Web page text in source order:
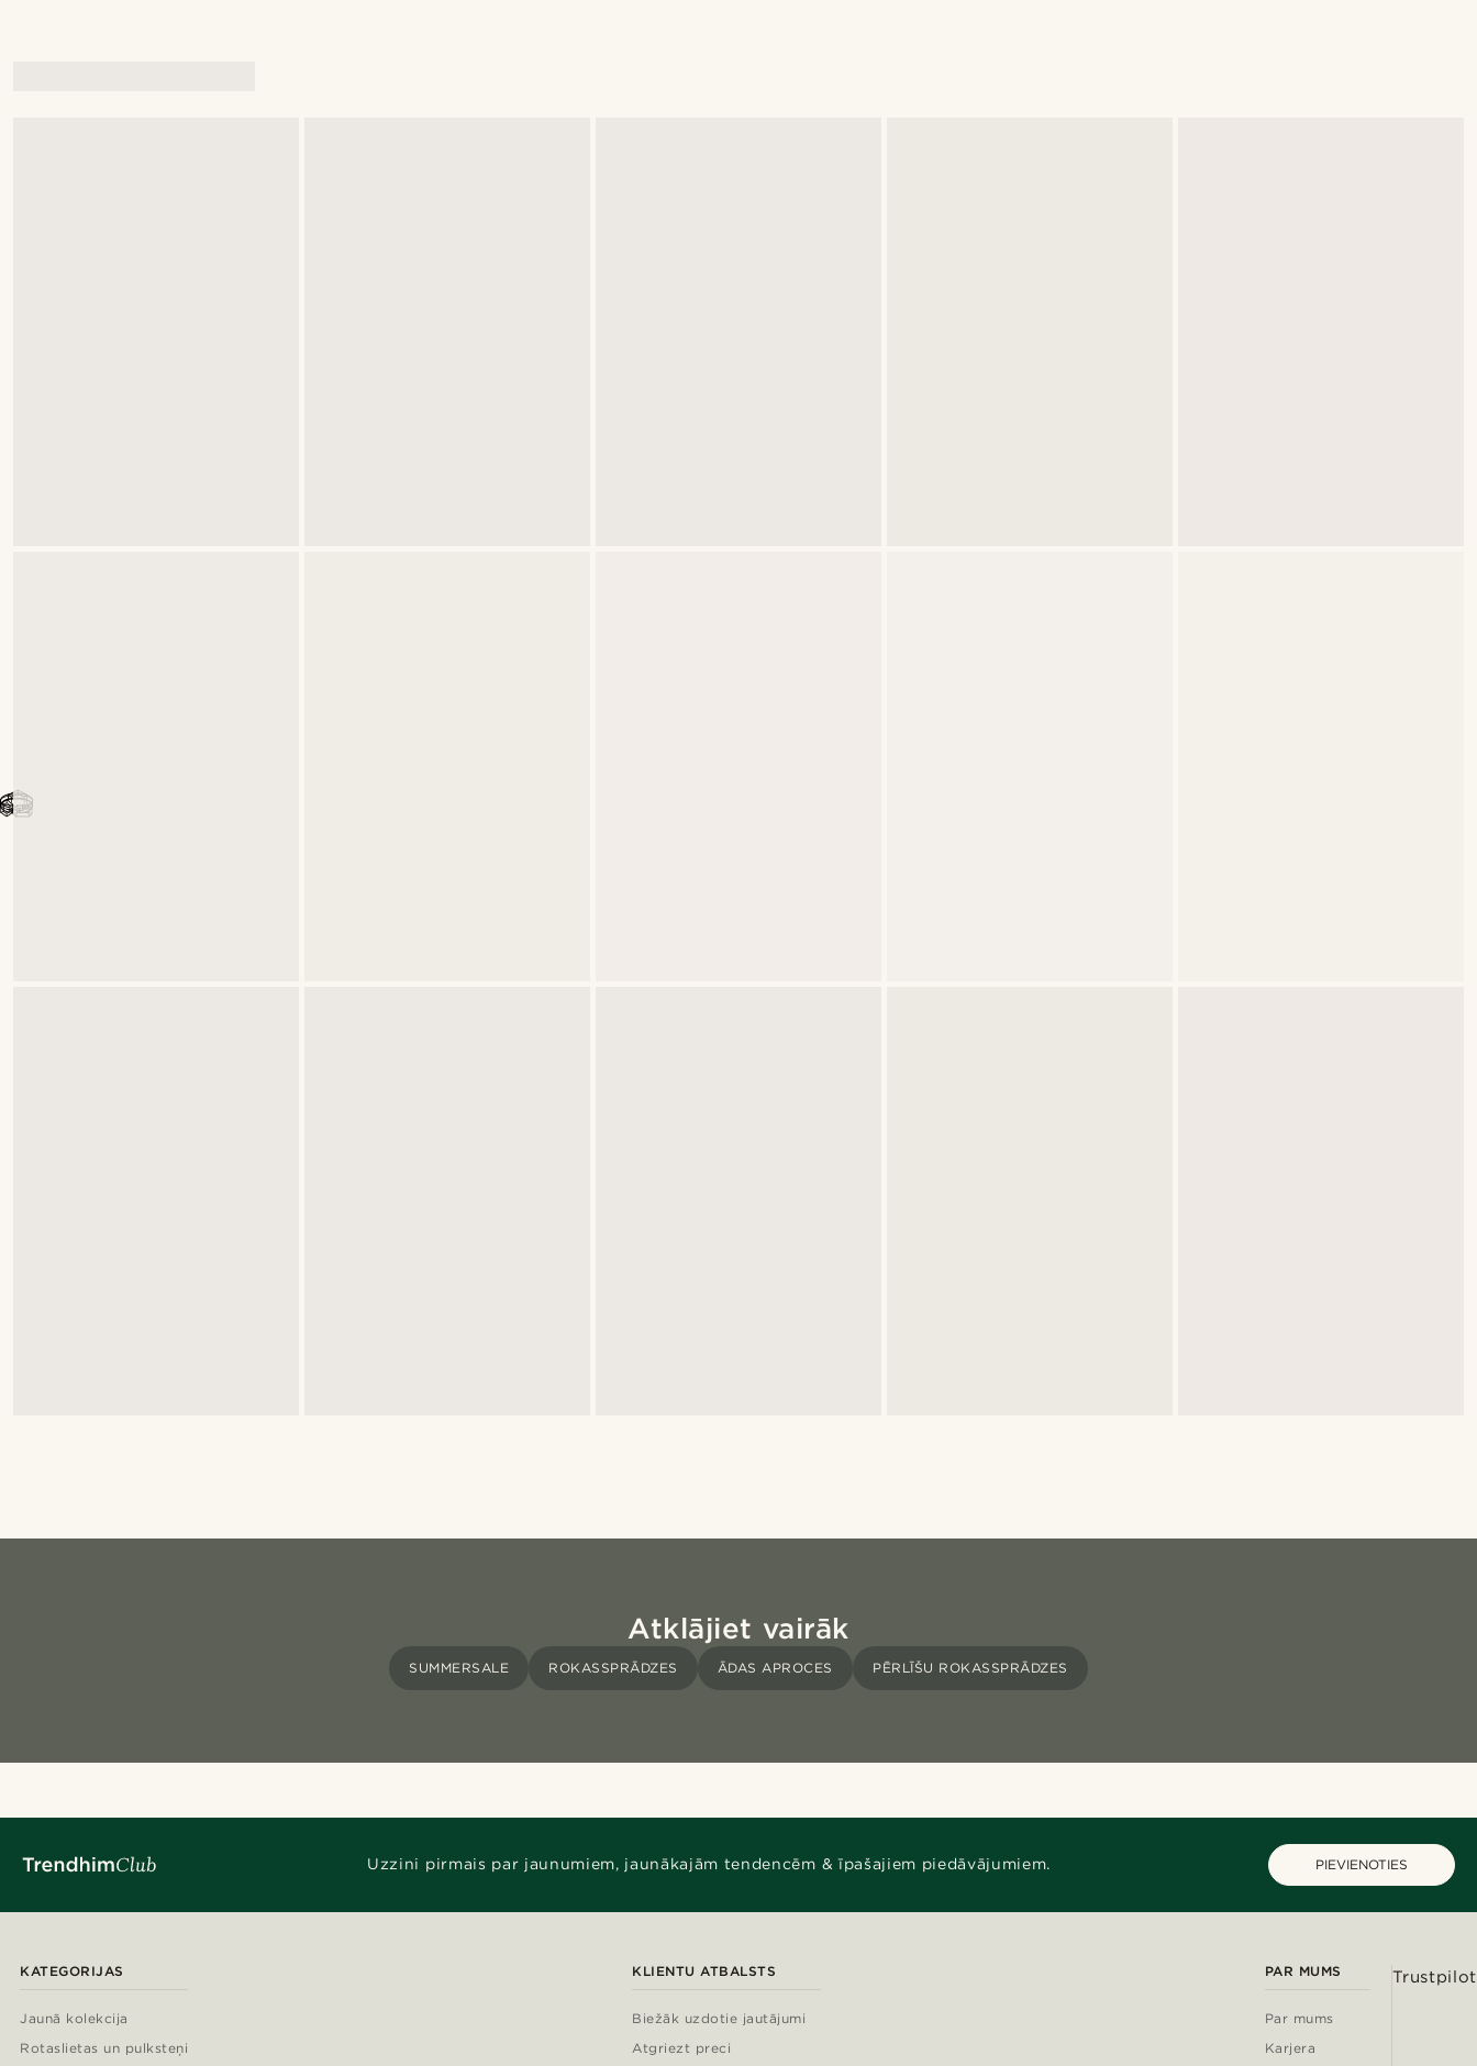
Atklājiet vairāk
SUMMERSALE ROKASSPRĀDZES ĀDAS APROCES PĒRLĪŠU ROKASSPRĀDZES
Uzzini pirmais par jaunumiem, jaunākajām tendencēm & īpašajiem piedāvājumiem. PIEVIENOTIES
KATEGORIJAS
Jaunā kolekcija
Rotaslietas un pulksteņi
KLIENTU ATBALSTS
Biežāk uzdotie jautājumi
Atgriezt preci
PAR MUMS
Par mums
Karjera
Trustpilot